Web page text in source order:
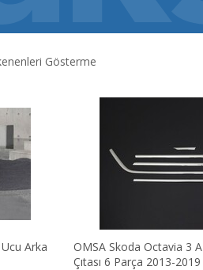
Gösterme
Arka
OMSA Skoda Octavia 3
Çıtası 6 Parça 2013-2019